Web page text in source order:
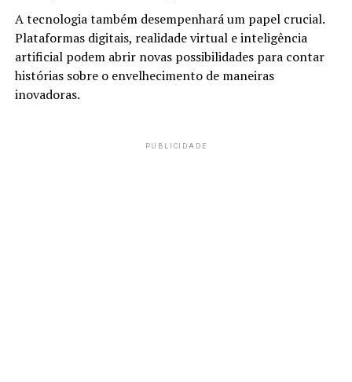
A tecnologia também desempenhará um papel crucial.
Plataformas digitais, realidade virtual e inteligência
artificial podem abrir novas possibilidades para contar
histórias sobre o envelhecimento de maneiras
inovadoras.
PUBLICIDADE